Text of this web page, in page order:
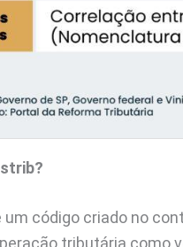
um código criado no
tributária como